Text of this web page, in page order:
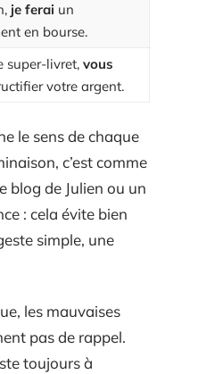
je ferai un
en bourse.
super-livret, vous
votre argent.
le sens de chaque
c’est comme
blog de Julien ou un
: cela évite bien
simple, une
les mauvaises
pas de rappel.
toujours à